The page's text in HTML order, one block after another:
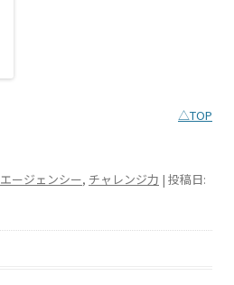
△TOP
エージェンシー, チャレンジ力 | 投稿日: